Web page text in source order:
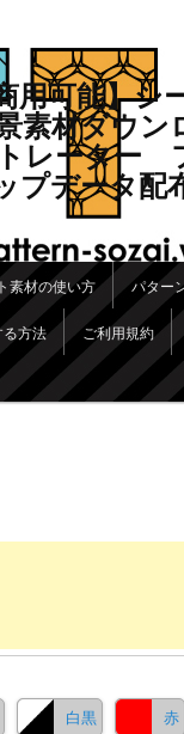
用可能】シ
素材ダウン
レーター
プデータ配
へ移動
移動
素材の使い方 パター
方法 ご利用規約
白黒 赤